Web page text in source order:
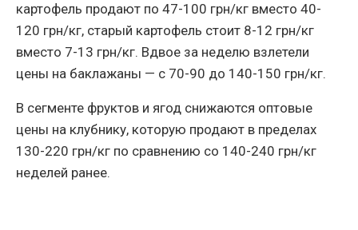
картофель продают по 47-100 грн/кг вместо 40-
120 грн/кг, старый картофель стоит 8-12 грн/кг
вместо 7-13 грн/кг. Вдвое за неделю взлетели
цены на баклажаны — с 70-90 до 140-150 грн/кг.
В сегменте фруктов и ягод снижаются оптовые
цены на клубнику, которую продают в пределах
130-220 грн/кг по сравнению со 140-240 грн/кг
неделей ранее.